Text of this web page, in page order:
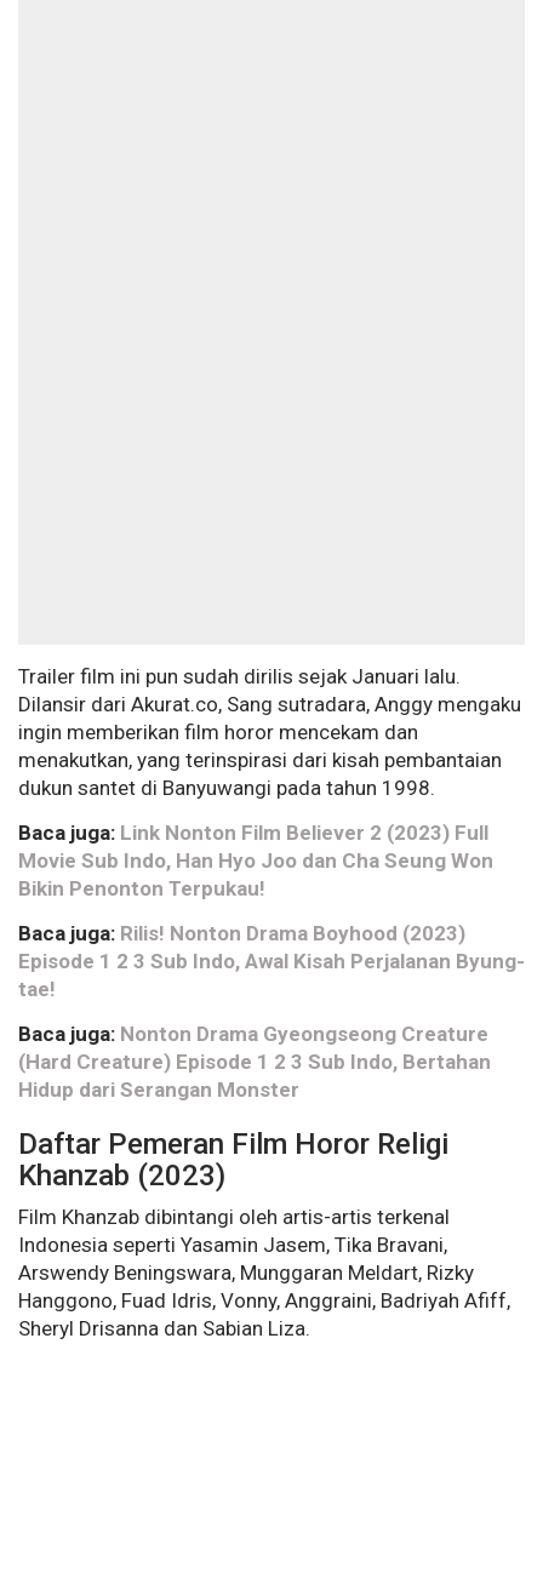
Trailer film ini pun sudah dirilis sejak Januari lalu.
Dilansir dari Akurat.co, Sang sutradara, Anggy mengaku
ingin memberikan film horor mencekam dan
menakutkan, yang terinspirasi dari kisah pembantaian
dukun santet di Banyuwangi pada tahun 1998.
Baca juga: Link Nonton Film Believer 2 (2023) Full
Movie Sub Indo, Han Hyo Joo dan Cha Seung Won
Bikin Penonton Terpukau!
Baca juga: Rilis! Nonton Drama Boyhood (2023)
Episode 1 2 3 Sub Indo, Awal Kisah Perjalanan Byung-
tae!
Baca juga: Nonton Drama Gyeongseong Creature
(Hard Creature) Episode 1 2 3 Sub Indo, Bertahan
Hidup dari Serangan Monster
Daftar Pemeran Film Horor Religi
Khanzab (2023)
Film Khanzab dibintangi oleh artis-artis terkenal
Indonesia seperti Yasamin Jasem, Tika Bravani,
Arswendy Beningswara, Munggaran Meldart, Rizky
Hanggono, Fuad Idris, Vonny, Anggraini, Badriyah Afiff,
Sheryl Drisanna dan Sabian Liza.